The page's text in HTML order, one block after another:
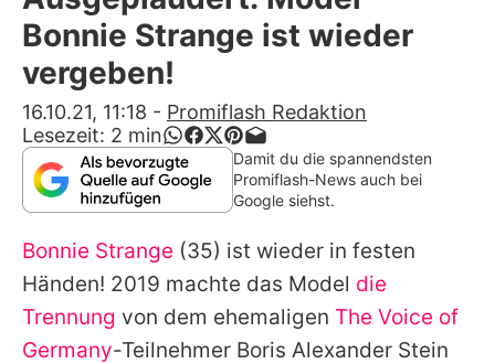
Alle Themen auf Promiflash
Jobs
App runterladen
Team
Redaktionelle Richtlinien
Impressum
Datenschutzerklärung
Nutzungsbedingungen
Bonnie Strange ist wieder
vergeben!
16.10.21, 11:18 - Promiflash Redaktion
Lesezeit: 2 min
Damit du die spannendsten
Promiflash-News auch bei
Google siehst.
Bonnie Strange (35) ist wieder in festen
Händen! 2019 machte das Model die
Trennung von dem ehemaligen The Voice of
Germany-Teilnehmer Boris Alexander Stein